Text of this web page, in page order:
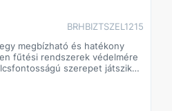
BRHBIZTSZEL1215
megbízható és hatékony
fűtési rendszerek védelmére
szerepet játszik